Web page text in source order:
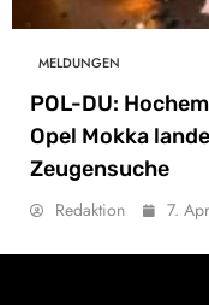
MELDUNGEN
POL-DU:
Opel Mokka
Zeugensuche
Redaktion 7.